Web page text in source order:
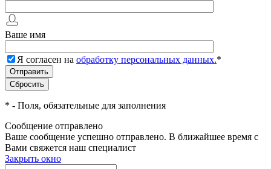
Ваше имя
Я согласен на обработку персональных данных.*
* - Поля, обязательные для заполнения
Сообщение отправлено
Ваше сообщение успешно отправлено. В ближайшее время с
Вами свяжется наш специалист
Закрыть окно